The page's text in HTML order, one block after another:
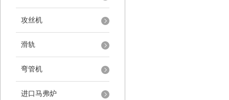
攻丝机
滑轨
弯管机
进口马弗炉